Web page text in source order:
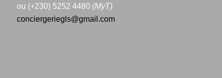
ou (+230) 5252 4480 (MyT)
conciergeriegls@gmail.com